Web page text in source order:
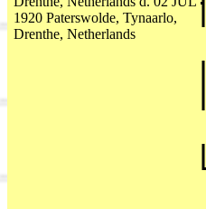
1920 Paterswolde, Tynaarlo,
Drenthe, Netherlands